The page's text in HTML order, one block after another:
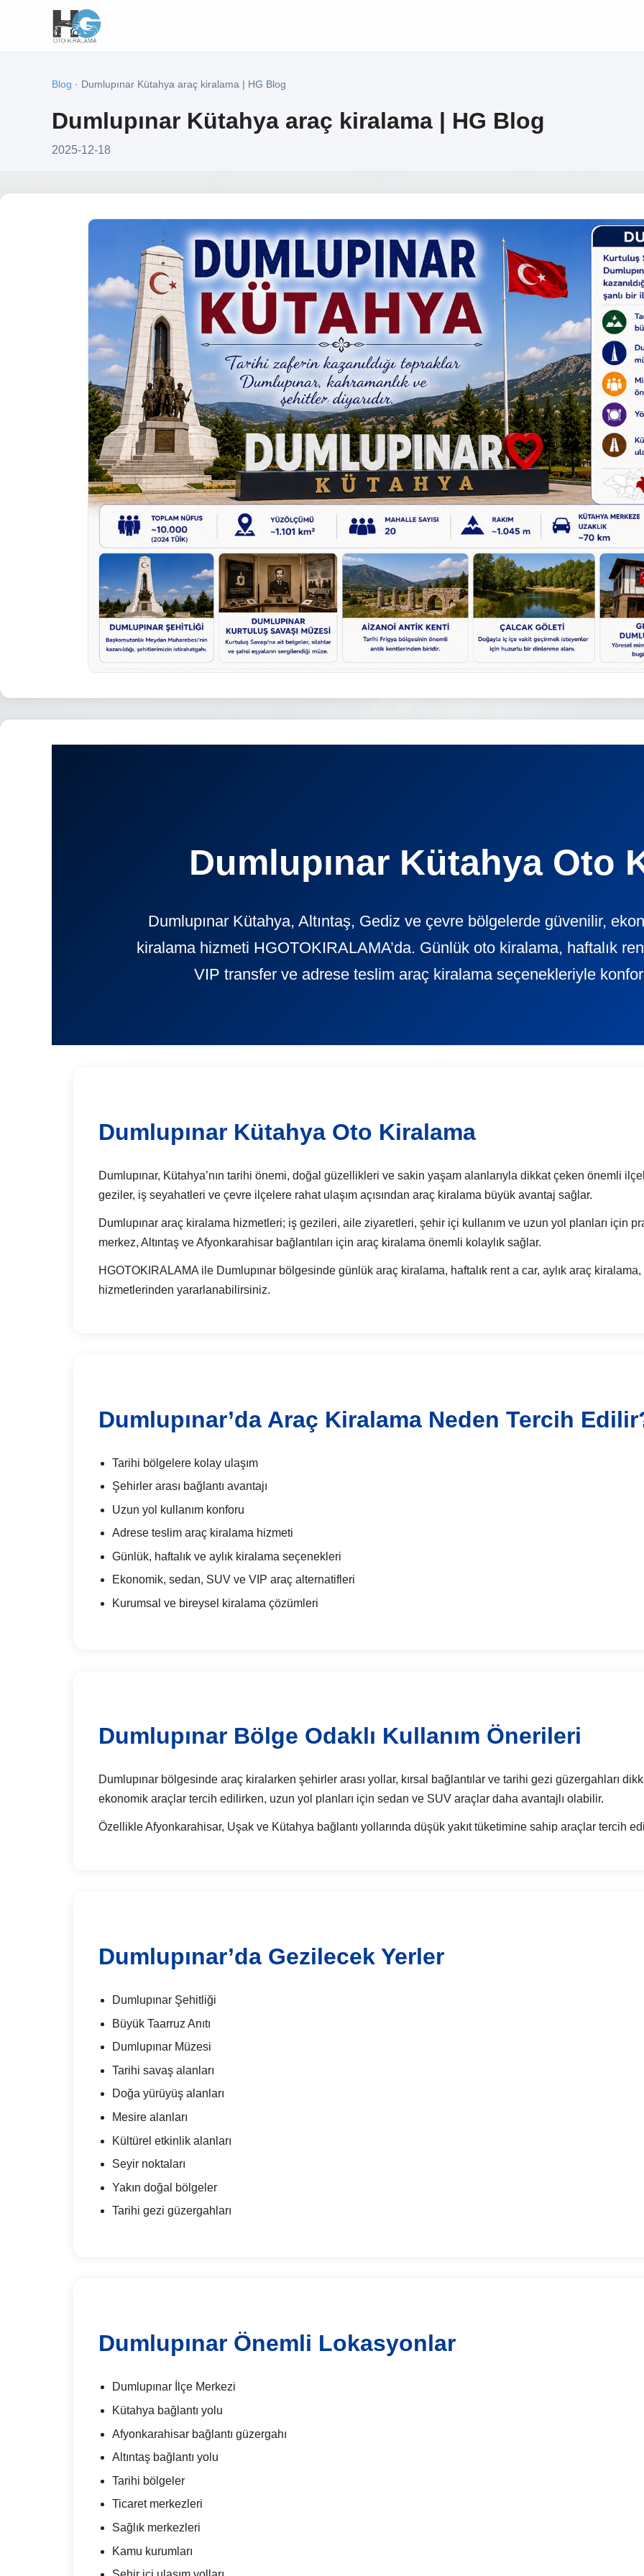
Blog · Dumlupınar Kütahya araç kiralama | HG Blog
Dumlupınar Kütahya araç kiralama | HG Blog
2025-12-18
Dumlupınar Kütahya Oto
Dumlupınar Kütahya, Altıntaş, Gediz ve çevre bölgelerde güvenilir,
kiralama hizmeti HGOTOKIRALAMA’da. Günlük oto kiralama, haftalık
VIP transfer ve adrese teslim araç kiralama seçenekleriyle
Dumlupınar Kütahya Oto Kiralama
Dumlupınar, Kütahya’nın tarihi önemi, doğal güzellikleri ve sakin yaşam alanlarıyla dikkat çeken önemli
geziler, iş seyahatleri ve çevre ilçelere rahat ulaşım açısından araç kiralama büyük avantaj sağlar.
Dumlupınar araç kiralama hizmetleri; iş gezileri, aile ziyaretleri, şehir içi kullanım ve uzun yol planları için
merkez, Altıntaş ve Afyonkarahisar bağlantıları için araç kiralama önemli kolaylık sağlar.
HGOTOKIRALAMA ile Dumlupınar bölgesinde günlük araç kiralama, haftalık rent a car, aylık araç
hizmetlerinden yararlanabilirsiniz.
Dumlupınar’da Araç Kiralama Neden Tercih
Tarihi bölgelere kolay ulaşım
Şehirler arası bağlantı avantajı
Uzun yol kullanım konforu
Adrese teslim araç kiralama hizmeti
Günlük, haftalık ve aylık kiralama seçenekleri
Ekonomik, sedan, SUV ve VIP araç alternatifleri
Kurumsal ve bireysel kiralama çözümleri
Dumlupınar Bölge Odaklı Kullanım Önerileri
Dumlupınar bölgesinde araç kiralarken şehirler arası yollar, kırsal bağlantılar ve tarihi gezi güzergahları
ekonomik araçlar tercih edilirken, uzun yol planları için sedan ve SUV araçlar daha avantajlı olabilir.
Özellikle Afyonkarahisar, Uşak ve Kütahya bağlantı yollarında düşük yakıt tüketimine sahip araçlar tercih
Dumlupınar’da Gezilecek Yerler
Dumlupınar Şehitliği
Büyük Taarruz Anıtı
Dumlupınar Müzesi
Tarihi savaş alanları
Doğa yürüyüş alanları
Mesire alanları
Kültürel etkinlik alanları
Seyir noktaları
Yakın doğal bölgeler
Tarihi gezi güzergahları
Dumlupınar Önemli Lokasyonlar
Dumlupınar İlçe Merkezi
Kütahya bağlantı yolu
Afyonkarahisar bağlantı güzergahı
Altıntaş bağlantı yolu
Tarihi bölgeler
Ticaret merkezleri
Sağlık merkezleri
Kamu kurumları